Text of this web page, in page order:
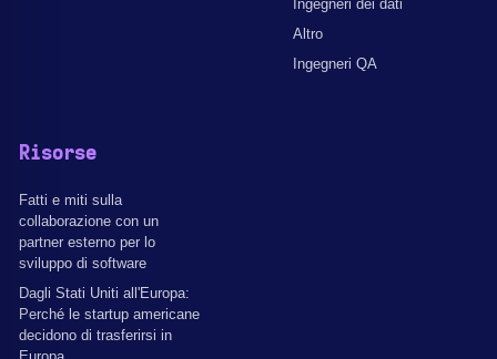
Ingegneri dei dati
Altro
Ingegneri QA
Risorse
Fatti e miti sulla
collaborazione con un
partner esterno per lo
sviluppo di software
Dagli Stati Uniti all'Europa:
Perché le startup americane
decidono di trasferirsi in